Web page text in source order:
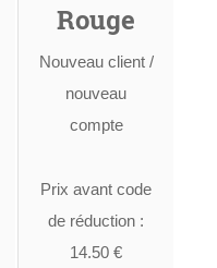
Rouge
Nouveau client /
nouveau
compte
Prix avant code
de réduction :
14.50 €